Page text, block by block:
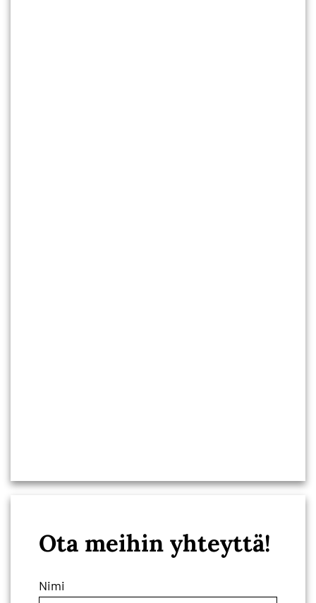
Ota meihin yhteyttä!
Nimi